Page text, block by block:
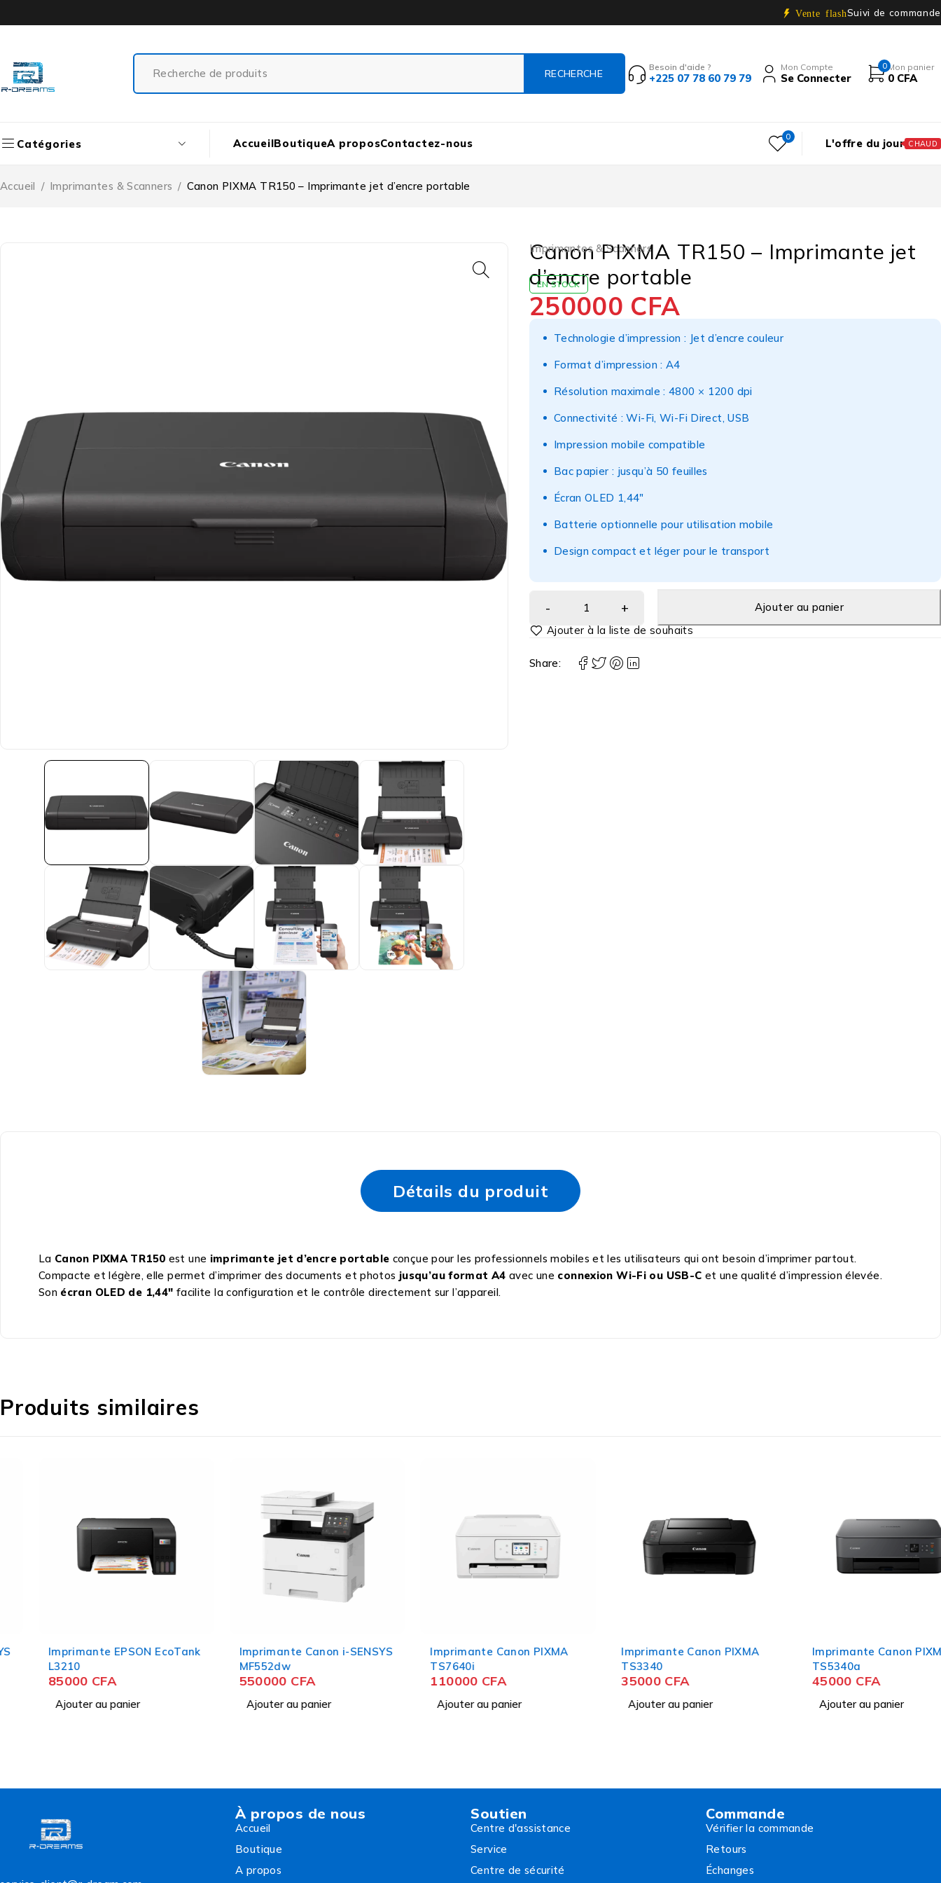
Vente flashSuivi de commande
Besoin d'aide ?
+225 07 78 60 79 79
Mon Compte
Se Connecter
0 Mon panier
0 CFA
Catégories AccueilBoutiqueA proposContactez-nous 0 L'offre du jour CHAUD
Accueil / Imprimantes & Scanners / Canon PIXMA TR150 – Imprimante jet d’encre portable
Imprimantes & Scanners
Canon PIXMA TR150 – Imprimante jet
d’encre portable
EN STOCK
250000 CFA
Technologie d’impression : Jet d’encre couleur
Format d’impression : A4
Résolution maximale : 4800 × 1200 dpi
Connectivité : Wi-Fi, Wi-Fi Direct, USB
Impression mobile compatible
Bac papier : jusqu’à 50 feuilles
Écran OLED 1,44″
Batterie optionnelle pour utilisation mobile
Design compact et léger pour le transport
Ajouter au panier
Share:
Détails du produit
La Canon PIXMA TR150 est une imprimante jet d’encre portable conçue pour les professionnels mobiles et les utilisateurs qui ont besoin d’imprimer partout.
Compacte et légère, elle permet d’imprimer des documents et photos jusqu’au format A4 avec une connexion Wi-Fi ou USB-C et une qualité d’impression élevée.
Son écran OLED de 1,44″ facilite la configuration et le contrôle directement sur l’appareil.
Produits similaires
Imprimante EPSON EcoTank
85000CFA
Ajouter au panier
Imprimante Canon i-SENSYS
MF552dw
550000CFA
Ajouter au panier
Imprimante Canon PIXMA
TS7640i
110000CFA
Ajouter au panier
Imprimante Canon PIXMA
TS3340
35000CFA
Ajouter au panier
Imprimante Canon PIXMA
TS5340a
45000CFA
Ajouter au panier
À propos de nous
Accueil
Boutique
A propos
Soutien
Centre d'assistance
Service
Centre de sécurité
Commande
Vérifier la commande
Retours
Échanges